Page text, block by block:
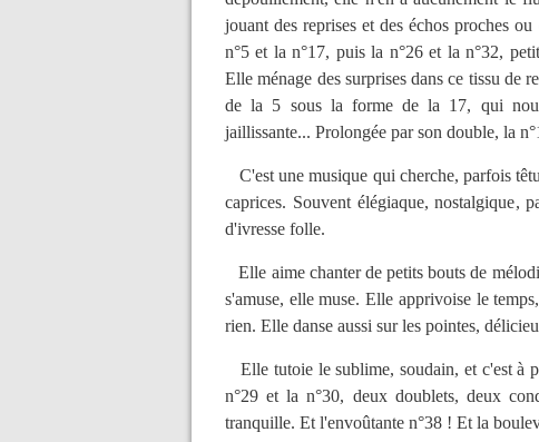
jouant des reprises et des échos proches
n°5 et la n°17, puis la n°26 et la n°32,
Elle ménage des surprises dans ce tissu de
de la 5 sous la forme de la 17, qui
jaillissante... Prolongée par son double, la
C'est une musique qui cherche, parfois
caprices. Souvent élégiaque, nostalgique,
d'ivresse folle.
Elle aime chanter de petits bouts de
s'amuse, elle muse. Elle apprivoise le
rien. Elle danse aussi sur les pointes,
Elle tutoie le sublime, soudain, et c'est à
n°29 et la n°30, deux doublets, deux
tranquille. Et l'envoûtante n°38 ! Et la